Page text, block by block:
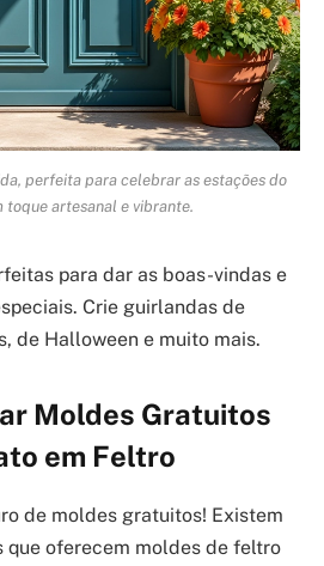
perfeita para celebrar as estações do
toque artesanal e vibrante.
para dar as boas-vindas e
Crie guirlandas de
de Halloween e muito mais.
Moldes Gratuitos
em Feltro
de moldes gratuitos! Existem
que oferecem moldes de feltro